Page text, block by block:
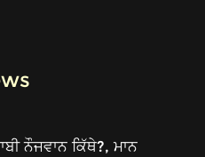
ਨੌਜਵਾਨ ਕਿੱਥੇ?, ਮਾਨ